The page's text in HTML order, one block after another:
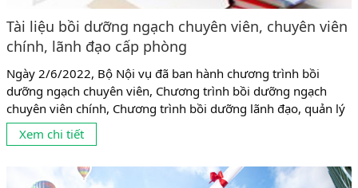
Tài liệu bồi dưỡng ngạch chuyên viên, chuyên viên
chính, lãnh đạo cấp phòng
Ngày 2/6/2022, Bộ Nội vụ đã ban hành chương trình bồi
dưỡng ngạch chuyên viên, Chương trình bồi dưỡng ngạch
chuyên viên chính, Chương trình bồi dưỡng lãnh đạo, quản lý
cấp phòng. Căn cứ chương trình Bộ Nội vụ đã ban hành thì Tài
liệu theo Nghị định 89/2021 mới của Chính Phủ, sẽ được áp
Xem chi tiết